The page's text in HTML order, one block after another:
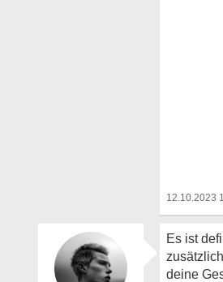
12.10.2023
Es ist
deine